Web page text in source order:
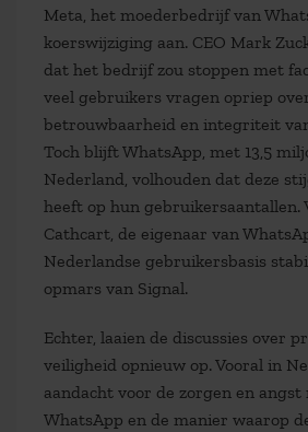
Meta, het moederbedrijf van
koerswijziging aan. CEO Mark
dat het bedrijf zou stoppen met
veel gebruikers vragen opriep
betrouwbaarheid en integriteit
Toch blijft WhatsApp, met 13,5
Nederland, volhouden dat deze
heeft op hun gebruikersaantallen.
Cathcart, de eigenaar van
Nederlandse gebruikersbasis
opmars van Signal.
Echter, laaien de discussies over
veiligheid opnieuw op. Vooral in
aandacht voor de zorgen en
WhatsApp en de manier waarop